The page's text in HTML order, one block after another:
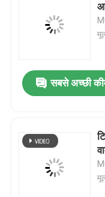
सबसे अच्छी